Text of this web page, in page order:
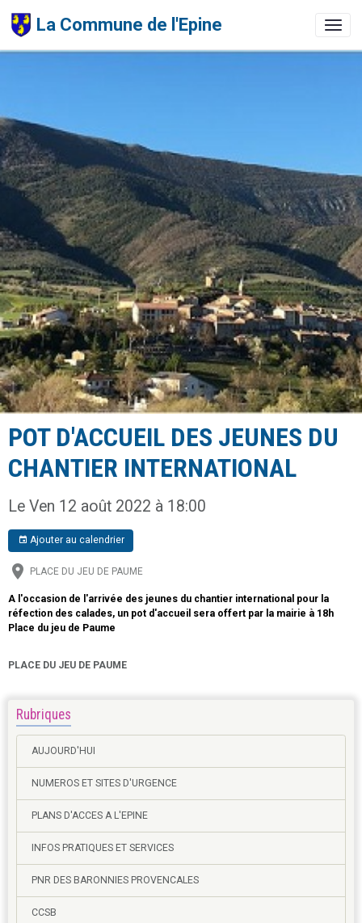
La Commune de l'Epine
POT D'ACCUEIL DES JEUNES DU
CHANTIER INTERNATIONAL
Le Ven 12 août 2022 à 18:00
Ajouter au calendrier
PLACE DU JEU DE PAUME
A l'occasion de l'arrivée des jeunes du chantier international pour la
réfection des calades, un pot d'accueil sera offert par la mairie à 18h
Place du jeu de Paume
PLACE DU JEU DE PAUME
Rubriques
AUJOURD'HUI
NUMEROS ET SITES D'URGENCE
PLANS D'ACCES A L'EPINE
INFOS PRATIQUES ET SERVICES
PNR DES BARONNIES PROVENCALES
CCSB